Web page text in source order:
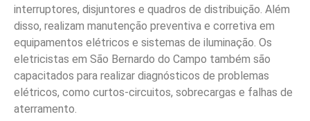
interruptores, disjuntores e quadros de distribuição. Além
disso, realizam manutenção preventiva e corretiva em
equipamentos elétricos e sistemas de iluminação. Os
eletricistas em São Bernardo do Campo também são
capacitados para realizar diagnósticos de problemas
elétricos, como curtos-circuitos, sobrecargas e falhas de
aterramento.